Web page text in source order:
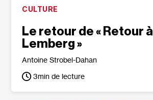
CULTURE
Le retour de « Retour à
Lemberg »
Antoine Strobel-Dahan
3min de lecture